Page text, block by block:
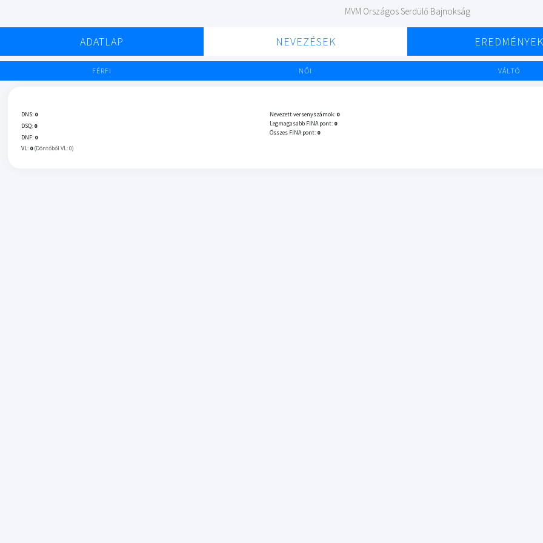
MVM Országos Serdülő Bajnokság
ADATLAP NEVEZÉSEK EREDMÉNYEK
FÉRFI NŐI VÁLTÓ
DNS: 0
DSQ: 0
DNF: 0
VL: 0 (Döntőből VL: 0)
Nevezett versenyszámok: 0
Legmagasabb FINA pont: 0
Összes FINA pont: 0